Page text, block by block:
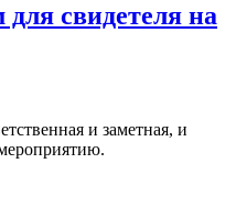
свидетеля на
и заметная, и